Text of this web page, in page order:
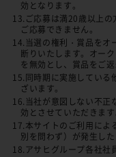
効となります。
13.ご応募は満20歳以上
ご応募できません。
14.当選の権利・賞品をオ
断りいたします。オー
を無効とし、賞品をご
15.同時期に実施している
ざいます。
16.当社が意図しない不正
効とさせていただきます
17.本サイトのご利用によ
別を問わず）が発生し
18.アサヒグループ各社社